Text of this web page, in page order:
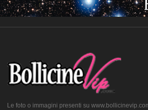
Le foto o immagini presenti su